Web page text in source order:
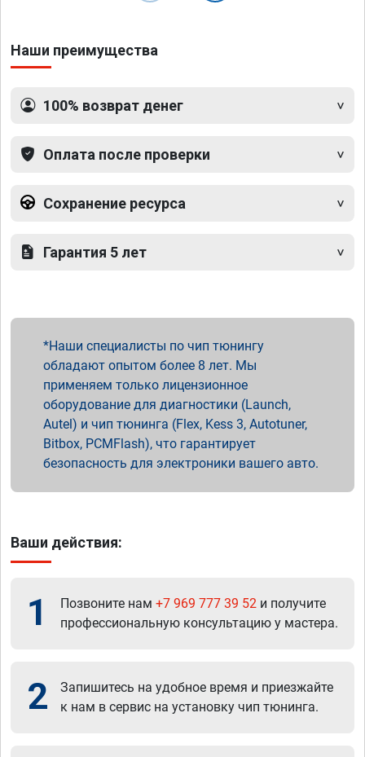
Наши преимущества
100% возврат денег
Оплата после проверки
Сохранение ресурса
Гарантия 5 лет
Наши специалисты по чип тюнингу
обладают опытом более 8 лет. Мы
применяем только лицензионное
оборудование для диагностики (Launch,
Autel) и чип тюнинга (Flex, Kess 3, Autotuner,
Bitbox, PCMFlash), что гарантирует
безопасность для электроники вашего авто.
Ваши действия:
1 Позвоните нам +7 969 777 39 52 и получите
профессиональную консультацию у мастера.
2
Запишитесь на удобное время и приезжайте
к нам в сервис на установку чип тюнинга.